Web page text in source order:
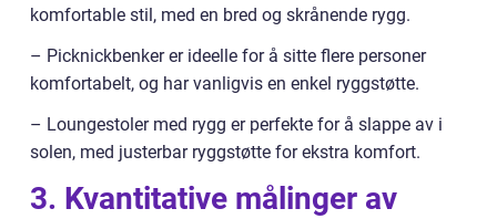
komfortable stil, med en bred og skrånende rygg.
– Picknickbenker er ideelle for å sitte flere personer
komfortabelt, og har vanligvis en enkel ryggstøtte.
– Loungestoler med rygg er perfekte for å slappe av i
solen, med justerbar ryggstøtte for ekstra komfort.
3. Kvantitative målinger av